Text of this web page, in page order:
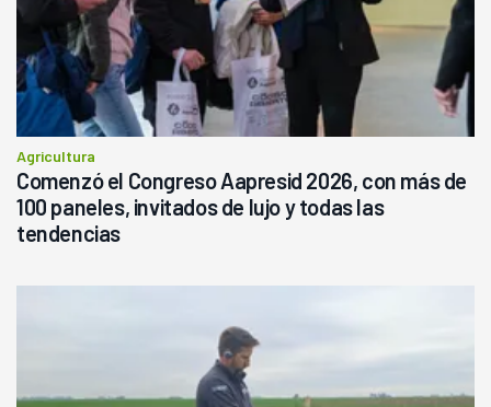
Agricultura
Comenzó el Congreso Aapresid 2026, con más de
100 paneles, invitados de lujo y todas las
tendencias